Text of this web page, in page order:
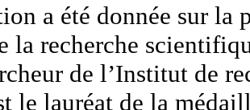
a été donnée sur
la recherche
de l’Institut de
le lauréat de la